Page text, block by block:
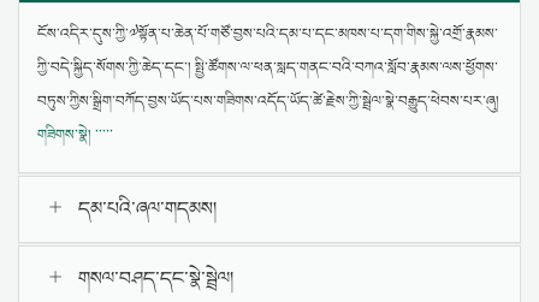
ངོས་འདིར་དུས་ཀྱི་༧སྟོན་པ་ཆེན་པོ་གཙོ་བྱས་པའི་དམ་པ་དང་མཁས་པ་དག་གིས་སྐྱེ་འགྲོ་རྣམས་
ཀྱི་བདེ་སྐྱིད་སོགས་ཀྱི་ཆེད་དང་། སྤྱི་ཚོགས་ལ་ཕན་སླད་གནང་བའི་བཀའ་སློབ་རྣམས་ལས་ཕྱོགས་
བཏུས་ཀྱིས་སྒྲིག་བཀོད་བྱས་ཡོད་པས་གཟིགས་འདོད་ཡོད་ཚེ་རྗེས་ཀྱི་སྦྲེལ་སྣེ་བརྒྱུད་ཕེབས་པར་ཞུ།
གཟིགས་སྣེ། ་་་་་
དམ་པའི་ཞལ་གདམས།
འདིར་སྐྱེས་བུ་དམ་པ་དང་མཁས་པ་རྣམས་ཀྱིས་སྐྱེ་འགྲོའི་བདེ་ཐབས་དང་། འདུ་ཤེས་འཛིན་
གསལ་བཤད་དང་སྣེ་སྦྲེལ།